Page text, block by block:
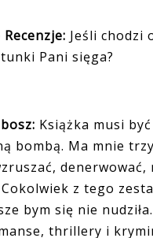
Jeśli chodzi
Pani sięga?
Książka musi
bombą. Ma mnie
denerwować,
z tego
bym się nie
thrillery i